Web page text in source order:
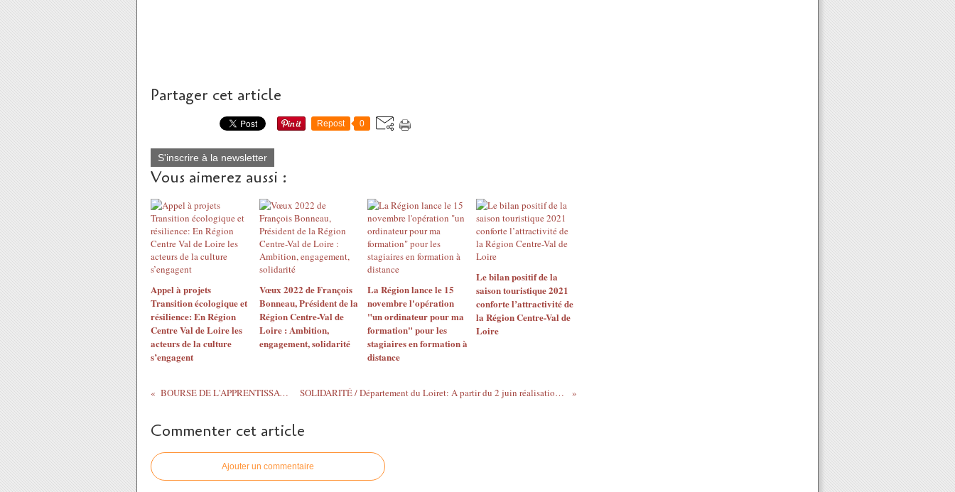
Partager cet article
Repost 0
S'inscrire à la newsletter
Vous aimerez aussi :
Appel à projets
Transition écologique et
résilience: En Région
Centre Val de Loire les
acteurs de la culture
s’engagent
Vœux 2022 de François
Bonneau, Président de la
Région Centre-Val de
Loire : Ambition,
engagement, solidarité
La Région lance le 15
novembre l'opération
"un ordinateur pour ma
formation" pour les
stagiaires en formation à
distance
Le bilan positif de la
saison touristique 2021
conforte l’attractivité de
la Région Centre-Val de
Loire
BOURSE DE L'APPRENTISSAGE ET DE L'ALTERNANCE... SOLIDARITÉ / Département du Loiret: A partir du 2 juin réalisation d’une spectaculaire œuvre végétale en public à Orléans
Commenter cet article
Ajouter un commentaire